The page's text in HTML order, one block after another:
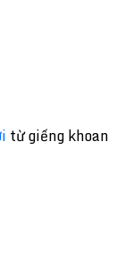
từ giếng khoan